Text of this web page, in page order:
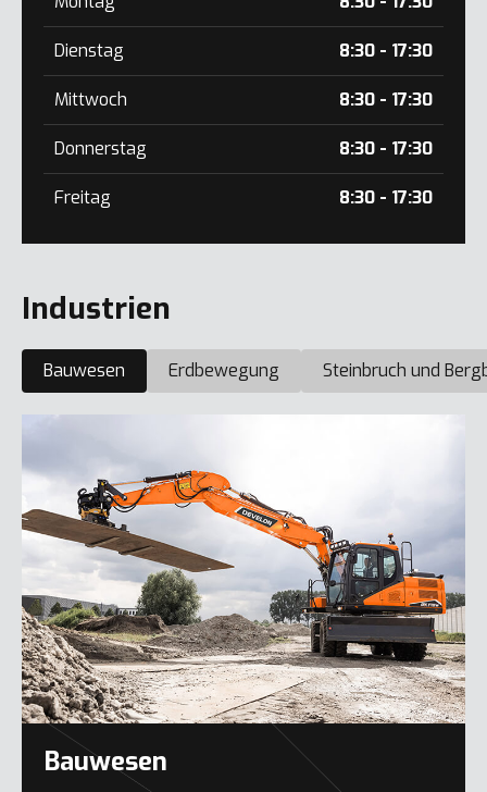
Dienstag 8:30 - 17:30
Mittwoch 8:30 - 17:30
Donnerstag 8:30 - 17:30
Freitag 8:30 - 17:30
Industrien
Bauwesen Erdbewegung Steinbruch und
Bauwesen